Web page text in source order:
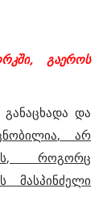
,გაეროს
განაცხადა და
, არ
,როგორც
მასპინძელი